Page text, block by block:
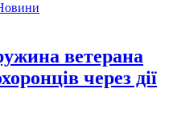
ветерана
через дії